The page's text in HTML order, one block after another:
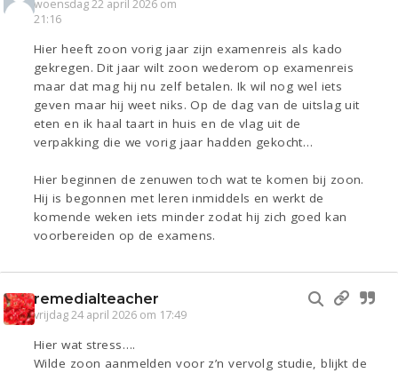
woensdag 22 april 2026 om
21:16
Hier heeft zoon vorig jaar zijn examenreis als kado
gekregen. Dit jaar wilt zoon wederom op examenreis
maar dat mag hij nu zelf betalen. Ik wil nog wel iets
geven maar hij weet niks. Op de dag van de uitslag uit
eten en ik haal taart in huis en de vlag uit de
verpakking die we vorig jaar hadden gekocht…
Hier beginnen de zenuwen toch wat te komen bij zoon.
Hij is begonnen met leren inmiddels en werkt de
komende weken iets minder zodat hij zich goed kan
voorbereiden op de examens.
remedialteacher
vrijdag 24 april 2026 om 17:49
Hier wat stress….
Wilde zoon aanmelden voor z’n vervolg studie, blijkt de